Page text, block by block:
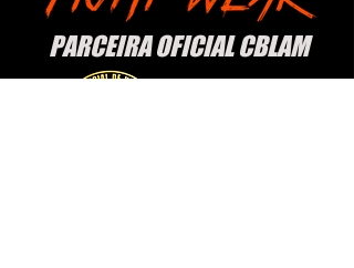
PARCEIRA OFICIAL CBLAM